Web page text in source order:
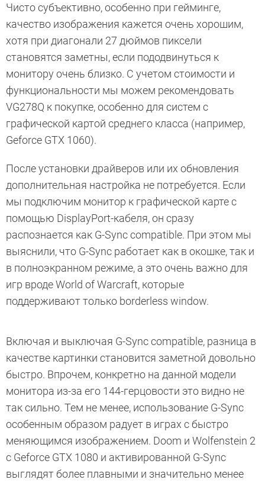
Чисто субъективно, особенно при гейминге,
качество изображения кажется очень хорошим,
хотя при диагонали 27 дюймов пиксели
становятся заметны, если пододвинуться к
монитору очень близко. С учетом стоимости и
функциональности мы можем рекомендовать
VG278Q к покупке, особенно для систем с
графической картой среднего класса (например,
Geforce GTX 1060).
После установки драйверов или их обновления
дополнительная настройка не потребуется. Если
мы подключим монитор к графической карте с
помощью DisplayPort-кабеля, он сразу
распознается как G-Sync compatible. При этом мы
выяснили, что G-Sync работает как в окошке, так и
в полноэкранном режиме, а это очень важно для
игр вроде World of Warcraft, которые
поддерживают только borderless window.
Включая и выключая G-Sync compatible, разница в
качестве картинки становится заметной довольно
быстро. Впрочем, конкретно на данной модели
монитора из-за его 144-герцовости это видно не
так сильно. Тем не менее, использование G-Sync
особенным образом радует в играх с быстро
меняющимся изображением. Doom и Wolfenstein 2
с Geforce GTX 1080 и активированной G-Sync
выглядят более плавными и значительно менее